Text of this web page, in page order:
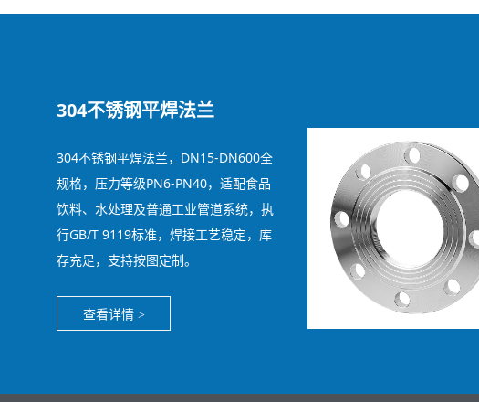
304不锈钢平焊法兰
304不锈钢平焊法兰，DN15-DN600全
规格，压力等级PN6-PN40，适配食品
饮料、水处理及普通工业管道系统，执
行GB/T 9119标准，焊接工艺稳定，库
存充足，支持按图定制。
查看详情 >